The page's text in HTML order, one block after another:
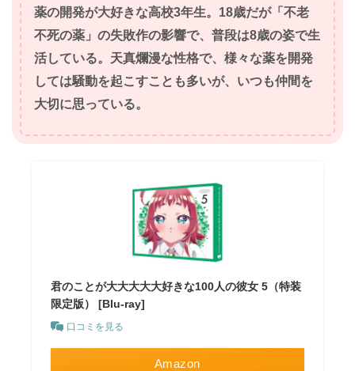
薬の開発が大好きな高校3年生。18歳だが「不老
不死の薬」の失敗作の影響で、普段は8歳の姿で生
活している。天真爛漫な性格で、様々な薬を開発
しては騒動を起こすことも多いが、いつも仲間を
大切に思っている。
君のことが大大大大大好きな100人の彼女 5（特装
限定版） [Blu-ray]
口コミを見る
Amazon